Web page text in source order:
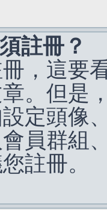
註冊？
，這要
。但是
定頭像
員群組
註冊。